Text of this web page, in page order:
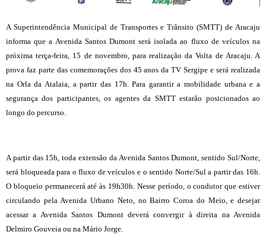
A Superintendência Municipal de Transportes e Trânsito (SMTT) de Aracaju
informa que a Avenida Santos Dumont será isolada ao fluxo de veículos na
próxima terça-feira, 15 de novembro, para realização da Volta de Aracaju. A
prova faz parte das comemorações dos 45 anos da TV Sergipe e será realizada
na Orla da Atalaia, a partir das 17h. Para garantir a mobilidade urbana e a
segurança dos participantes, os agentes da SMTT estarão posicionados ao
longo do percurso.
A partir das 15h, toda extensão da Avenida Santos Dumont, sentido Sul/Norte,
será bloqueada para o fluxo de veículos e o sentido Norte/Sul a partir das 16h.
O bloqueio permanecerá até às 19h30h. Nesse período, o condutor que estiver
circulando pela Avenida Urbano Neto, no Bairro Coroa do Meio, e desejar
acessar a Avenida Santos Dumont deverá convergir à direita na Avenida
Delmiro Gouveia ou na Mário Jorge.